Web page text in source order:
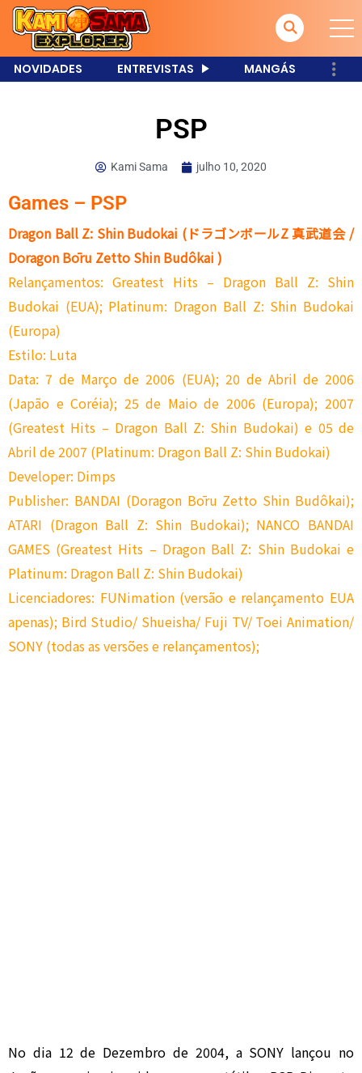
NOVIDADES ENTREVISTAS MANGÁS
PSP
Kami Sama julho 10, 2020
Games – PSP
Dragon Ball Z: Shin Budokai (ドラゴンボールZ 真武道会 /
Doragon Bōru Zetto Shin Budôkai )
Relançamentos: Greatest Hits – Dragon Ball Z: Shin
Budokai (EUA); Platinum: Dragon Ball Z: Shin Budokai
(Europa)
Estilo: Luta
Data: 7 de Março de 2006 (EUA); 20 de Abril de 2006
(Japão e Coréia); 25 de Maio de 2006 (Europa); 2007
(Greatest Hits – Dragon Ball Z: Shin Budokai) e 05 de
Abril de 2007 (Platinum: Dragon Ball Z: Shin Budokai)
Developer: Dimps
Publisher: BANDAI (Doragon Bōru Zetto Shin Budôkai);
ATARI (Dragon Ball Z: Shin Budokai); NANCO BANDAI
GAMES (Greatest Hits – Dragon Ball Z: Shin Budokai e
Platinum: Dragon Ball Z: Shin Budokai)
Licenciadores: FUNimation (versão e relançamento EUA
apenas); Bird Studio/ Shueisha/ Fuji TV/ Toei Animation/
SONY (todas as versões e relançamentos);
No dia 12 de Dezembro de 2004, a SONY lançou no